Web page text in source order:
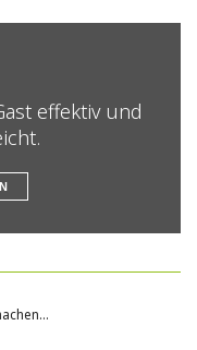
effektiv und